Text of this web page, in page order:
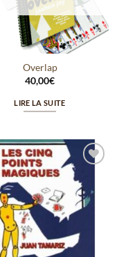
Overlap
40,00€
LIRE LA SUITE
Ajouter
à la
wishlist